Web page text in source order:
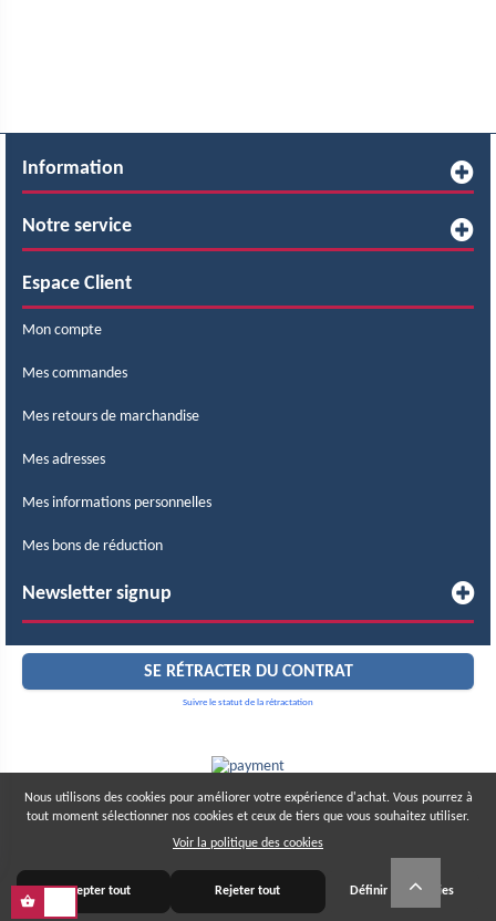
Information
Notre service
Espace Client
Mon compte
Mes commandes
Mes retours de marchandise
Mes adresses
Mes informations personnelles
Mes bons de réduction
Newsletter signup
SE RÉTRACTER DU CONTRAT
Suivre le statut de la rétractation
© 2015 – 2026 LABCOMERCIAL. Tous droits réservés.
Tous les prix sont taxes incluses
Nous utilisons des cookies pour améliorer votre expérience d'achat. Vous pourrez à
tout moment sélectionner nos cookies et ceux de tiers que vous souhaitez utiliser.
Voir la politique des cookies
Accepter tout Rejeter tout Définir des cookies